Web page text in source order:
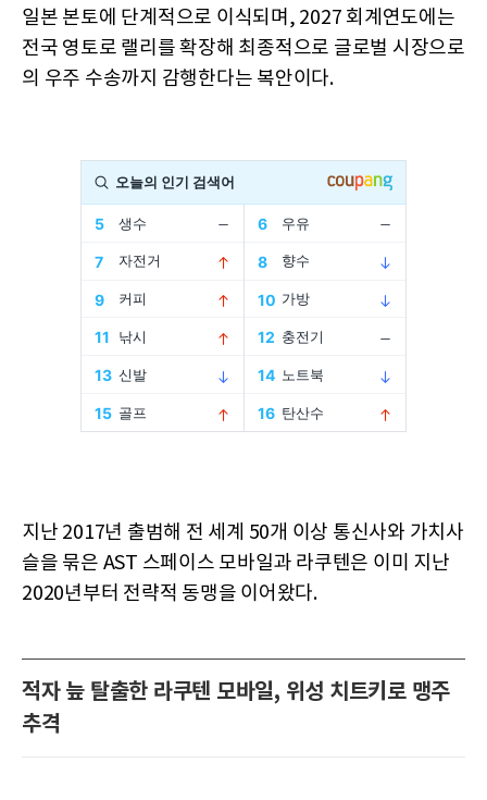
일본 본토에 단계적으로 이식되며, 2027 회계연도에는
전국 영토로 랠리를 확장해 최종적으로 글로벌 시장으로
의 우주 수송까지 감행한다는 복안이다.
지난 2017년 출범해 전 세계 50개 이상 통신사와 가치사
슬을 묶은 AST 스페이스 모바일과 라쿠텐은 이미 지난
2020년부터 전략적 동맹을 이어왔다.
적자 늪 탈출한 라쿠텐 모바일, 위성 치트키로 맹주
추격